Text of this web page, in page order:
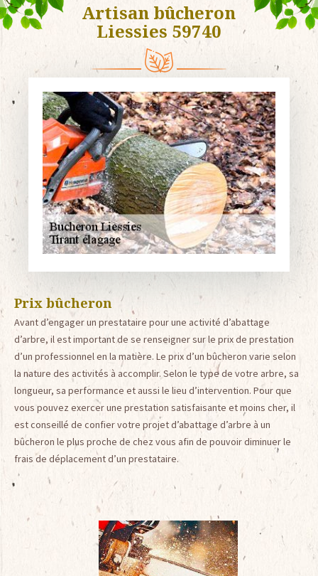
Artisan bûcheron
Liessies 59740
Prix bûcheron
Avant d’engager un prestataire pour une activité d’abattage
d’arbre, il est important de se renseigner sur le prix de prestation
d’un professionnel en la matière. Le prix d’un bûcheron varie selon
la nature des activités à accomplir. Selon le type de votre arbre, sa
longueur, sa performance et aussi le lieu d’intervention. Pour que
vous pouvez exercer une prestation satisfaisante et moins cher, il
est conseillé de confier votre projet d’abattage d’arbre à un
bûcheron le plus proche de chez vous afin de pouvoir diminuer le
frais de déplacement d’un prestataire.